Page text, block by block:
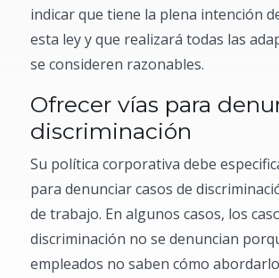
indicar que tiene la plena intención
esta ley y que realizará todas las
se consideren razonables.
Ofrecer vías para
discriminación
Su política corporativa debe
para denunciar casos de
de trabajo. En algunos casos, los
discriminación no se denuncian
empleados no saben cómo